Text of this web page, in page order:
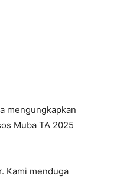
mengungkapkan
Muba TA 2025
Kami menduga